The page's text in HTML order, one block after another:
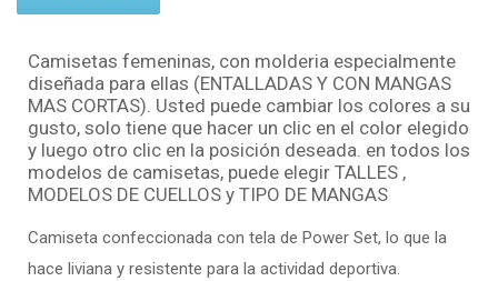
Camisetas femeninas, con molderia especialmente
diseñada para ellas (ENTALLADAS Y CON MANGAS
MAS CORTAS). Usted puede cambiar los colores a su
gusto, solo tiene que hacer un clic en el color elegido
y luego otro clic en la posición deseada. en todos los
modelos de camisetas, puede elegir TALLES ,
MODELOS DE CUELLOS y TIPO DE MANGAS
Camiseta confeccionada con tela de Power Set, lo que la
hace liviana y resistente para la actividad deportiva.